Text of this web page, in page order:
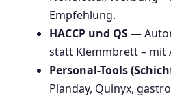
Empfehlung.
HACCP und QS—
statt Klemmbrett – mit
Personal-Tools
Planday, Quinyx,